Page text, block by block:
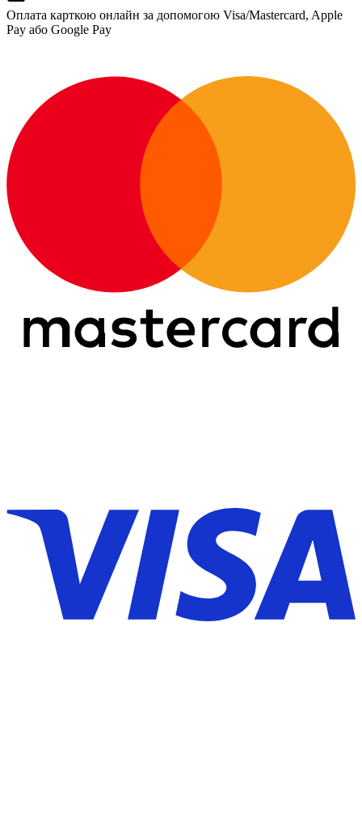
Оплата карткою онлайн за допомогою Visa/Mastercard, Apple
Pay або Google Pay